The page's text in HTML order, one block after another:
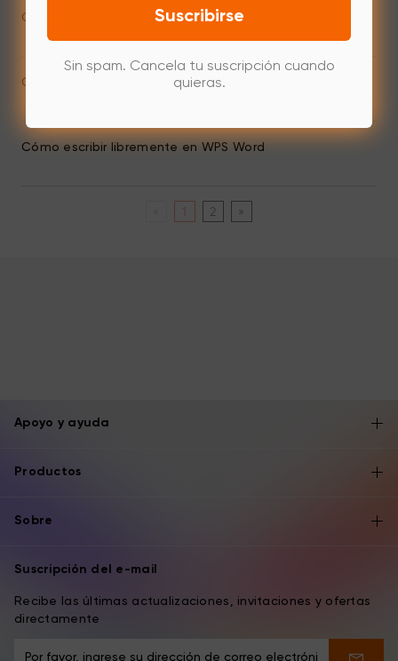
Cómo escribir libremente en WPS PDF
Cómo escribir libremente en WPS PPT
Cómo escribir libremente en WPS Word
2 »
Apoyo y ayuda
Productos
Sobre
Suscripción del e-mail
Recibe las últimas actualizaciones, invitaciones y ofertas
directamente
Suscribirse
Sin spam. Cancela tu suscripción cuando
quieras.